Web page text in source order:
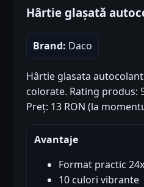
Hârtie glașată
Brand: Daco
Hârtie glasata
colorate. Rating produs:
Preț: 13 RON (la
Avantaje
Format practic
10 culori vibrante